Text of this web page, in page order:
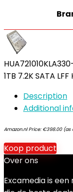
1TB 7.2K SATA
Description
Additional
Amazon.nl Price: €398.00(as
Koop product
Over ons
Excamedia is